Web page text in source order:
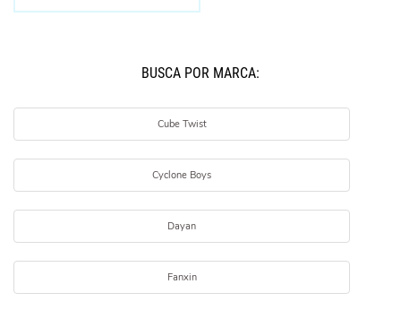
BUSCÁ POR MARCA:
Cube Twist
Cyclone Boys
Dayan
Fanxin